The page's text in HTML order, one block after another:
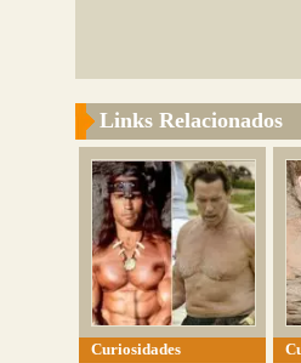
Links Relacionados
Curiosidades